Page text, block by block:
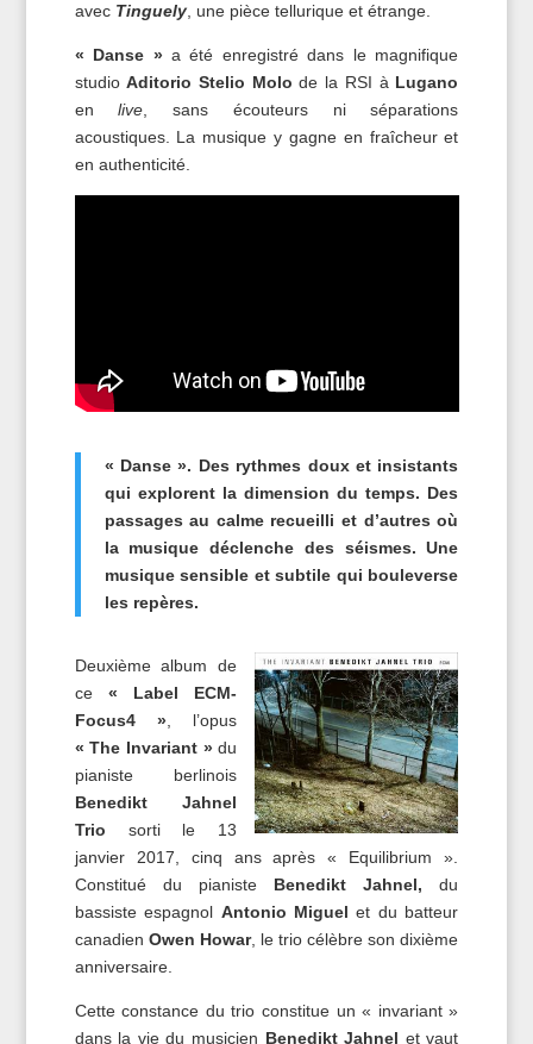
avec Tinguely, une pièce tellurique et étrange.
« Danse »a été enregistré dans le magnifique
studioAditorio Stelio Molo de la RSI à Lugano
enlive , sans écouteurs ni séparations
acoustiques. La musique y gagne en fraîcheur et
en authenticité.
« Danse ». Des rythmes doux et insistants
qui explorent la dimension du temps. Des
passages au calme recueilli et d’autres où
la musique déclenche des séismes. Une
musique sensible et subtile qui bouleverse
les repères.
Deuxième album de
ce « Label ECM-
Focus4 », l’opus
« The Invariant »du
pianiste berlinois
Benedikt Jahnel
Trio sorti le 13
janvier 2017, cinq ans après « Equilibrium ».
Constitué du pianiste Benedikt Jahnel, du
bassiste espagnol Antonio Miguel et du batteur
canadien Owen Howar, le trio célèbre son dixième
anniversaire.
Cette constance du trio constitue un « invariant »
dans la vie du musicien Benedikt Jahnel et vaut